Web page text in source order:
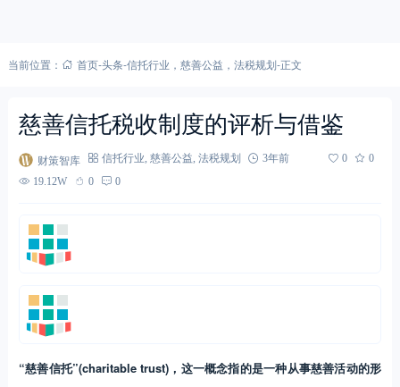
当前位置： 首页-头条-信托行业 ， 慈善公益 ， 法税规划-正文
慈善信托税收制度的评析与借鉴
财策智库 信托行业 慈善公益 法税规划 3年前 0
0
19.12W
0 0
“慈善信托”(charitable trust)，这一概念指的是一种从事慈善活动的形